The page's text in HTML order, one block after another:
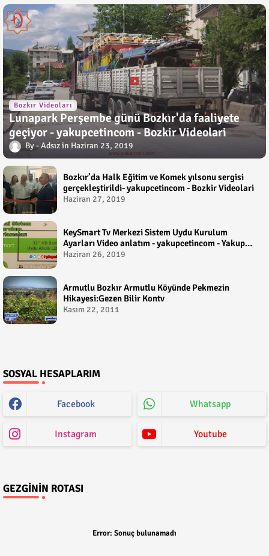
Bozkır Videoları
Lunapark Perşembe günü Bozkır'da faaliyete
geçiyor - yakupcetincom - Bozkir Videolari
Adsız Haziran 23, 2019
Bozkır’da Halk Eğitim ve Komek yılsonu sergisi
gerçekleştirildi- yakupcetincom - Bozkir Videolari
Haziran 27, 2019
KeySmart Tv Merkezi Sistem Uydu Kurulum
Ayarları Video anlatım - yakupcetincom - Yakup
Çetin
Haziran 26, 2019
Armutlu Bozkır Armutlu Köyünde Pekmezin
Hikayesi:Gezen Bilir Kontv
Kasım 22, 2011
SOSYAL HESAPLARIM
Facebook Whatsapp
Instagram Youtube
GEZGININ ROTASI
Error: Sonuç bulunamadı